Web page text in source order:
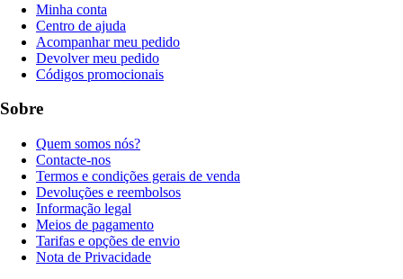
Minha conta
Centro de ajuda
Acompanhar meu pedido
Devolver meu pedido
Códigos promocionais
Sobre
Quem somos nós?
Contacte-nos
Termos e condições gerais de venda
Devoluções e reembolsos
Informação legal
Meios de pagamento
Tarifas e opções de envio
Nota de Privacidade